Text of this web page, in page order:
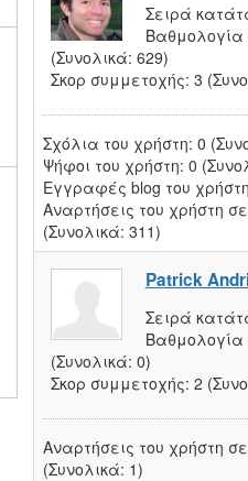
Σειρά
Βαθμολογία
(Συνολικά: 629)
Σκορ συμμετοχής: 3
Σχόλια του χρήστη: 0
Ψήφοι του χρήστη: 0
Εγγραφές blog του
Αναρτήσεις του χρήστη
(Συνολικά: 311)
Patrick
Σειρά
Βαθμολογία
(Συνολικά: 0)
Σκορ συμμετοχής: 2
Αναρτήσεις του χρήστη
(Συνολικά: 1)